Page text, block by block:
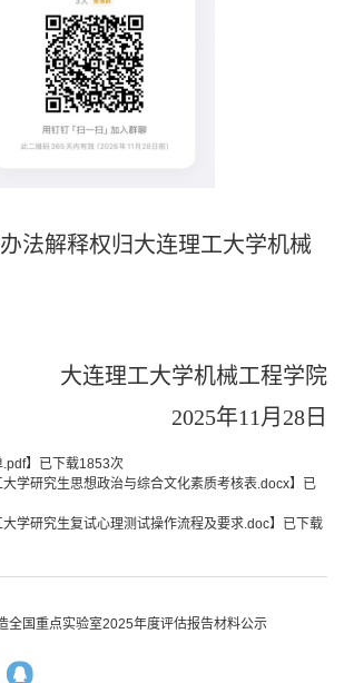
法解释权归大连理工大学机械
大连理工大学机械工程学院
2025年11月28 日
.pdf】已下载1853次
学研究生思想政治与综合文化素质考核表.docx】已
学研究生复试心理测试操作流程及要求.doc】已下载
全国重点实验室2025年度评估报告材料公示